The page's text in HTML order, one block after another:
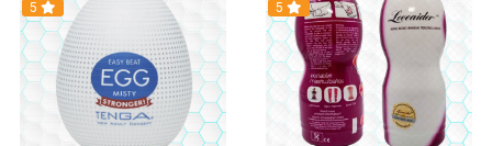
Hot
5
5